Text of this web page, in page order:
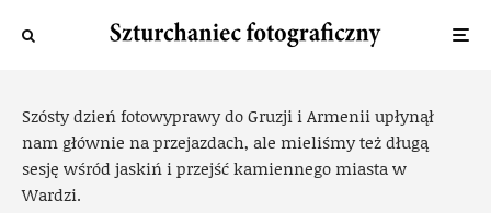
Piotr · 12 września 2018 · 76 widok
Szósty dzień fotowyprawy do Gruzji i Armenii upłynął
nam głównie na przejazdach, ale mieliśmy też długą
sesję wśród jaskiń i przejść kamiennego miasta w
Wardzi.